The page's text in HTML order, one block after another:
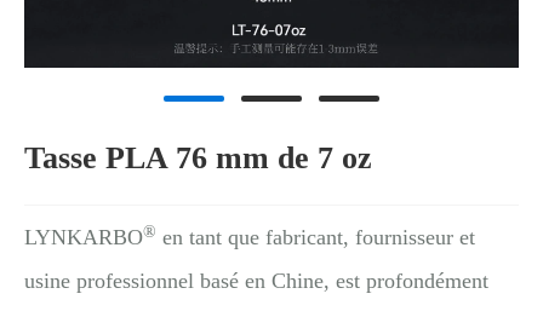
Tasse PLA 76 mm de 7 oz
LYNKARBO® en tant que fabricant, fournisseur et
usine professionnel basé en Chine, est profondément